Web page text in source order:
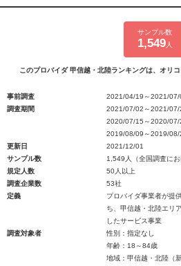
サンプル数
1,549人
このプロバイダ 甲信越・北陸ランキングは、オリ
事前調査
2021/04/19～2021/07/
調査期間
2021/07/02～2021/07/
2020/07/15～2020/07/
2019/08/09～2019/08/
更新日
2021/12/01
サンプル数
1,549人（全国調査に
規定人数
50人以上
調査企業数
53社
定義
プロバイダ事業者が提
ち、甲信越・北陸エリ
したサービス事業
調査対象者
性別：指定なし
年齢：18～84歳
地域：甲信越・北陸（